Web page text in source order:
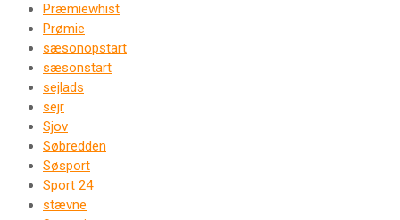
Præmiewhist
Prømie
sæsonopstart
sæsonstart
sejlads
sejr
Sjov
Søbredden
Søsport
Sport 24
stævne